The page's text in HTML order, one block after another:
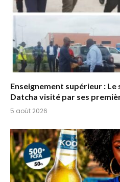
Enseignement supérieur :
Datcha visité par ses
5 août 2026